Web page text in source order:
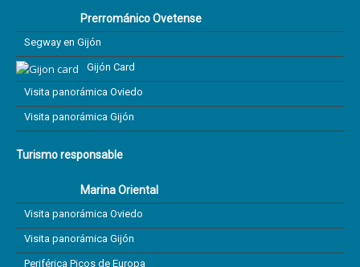
Prerrománico Ovetense
Segway en Gijón
Gijón Card
Visita panorámica Oviedo
Visita panorámica Gijón
Turismo responsable
Marina Oriental
Visita panorámica Oviedo
Visita panorámica Gijón
Periférica Picos de Europa